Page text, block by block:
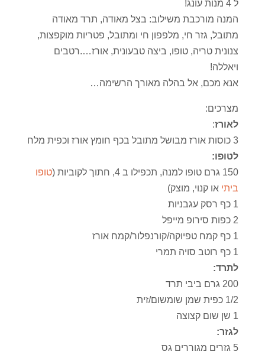
ל 4 מנות עונג!
המנה מורכבת משילוב: בצל מאודה, תרד מאודה
מתובל, גזר חי, מלפפון חי ומתובל, פטריות מוקפצות,
צנונית טריה, טופו, ביצה טבעונית, אורז….רטבים
ויאללה!
אנא מכם, אל בהלה מאורך הרשימה…
מצרכים:
לאורז:
3 כוסות אורז מבושל מתובל בכף חומץ אורז וכפית מלח
לטופו:
150 גרם טופו למנה, תכפילו ב 4, חתוך לקוביות (
טופו
ביתי או קנוי, מוצק)
1 כף רסק עגבניות
2 כפות סירופ מייפל
1 כף קמח טפיוקה/קורנפלור/קמח אורז
1 כף רוטב סויה תמרי
לתרד:
200 גרם ביבי תרד
1/2 כפית שמן שומשום/זית
1 שן שום קצוצה
לגזר:
5 גזרים מגוררים גס